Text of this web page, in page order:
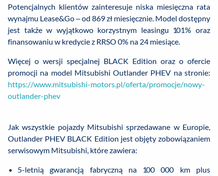
Potencjalnych klientów zainteresuje niska miesięczna rata
wynajmu Lease&Go – od 869 zł miesięcznie. Model dostępny
jest także w wyjątkowo korzystnym leasingu 101% oraz
finansowaniu w kredycie z RRSO 0% na 24 miesiące.
Więcej o wersji specjalnej BLACK Edition oraz o ofercie
promocji na model Mitsubishi Outlander PHEV na stronie:
https://www.mitsubishi-motors.pl/oferta/promocje/nowy-
outlander-phev
Jak wszystkie pojazdy Mitsubishi sprzedawane w Europie,
Outlander PHEV BLACK Edition jest objęty zobowiązaniem
serwisowym Mitsubishi, które zawiera:
5-letnią gwarancją fabryczną na 100 000 km plus